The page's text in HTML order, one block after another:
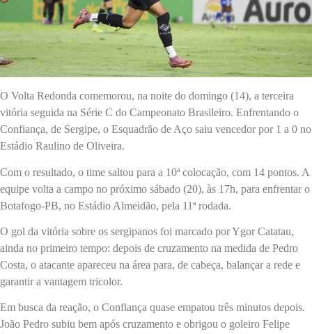
O Volta Redonda comemorou, na noite do domingo (14), a terceira
vitória seguida na Série C do Campeonato Brasileiro. Enfrentando o
Confiança, de Sergipe, o Esquadrão de Aço saiu vencedor por 1 a 0 no
Estádio Raulino de Oliveira.
Com o resultado, o time saltou para a 10ª colocação, com 14 pontos. A
equipe volta a campo no próximo sábado (20), às 17h, para enfrentar o
Botafogo-PB, no Estádio Almeidão, pela 11ª rodada.
O gol da vitória sobre os sergipanos foi marcado por Ygor Catatau,
ainda no primeiro tempo: depois de cruzamento na medida de Pedro
Costa, o atacante apareceu na área para, de cabeça, balançar a rede e
garantir a vantagem tricolor.
Em busca da reação, o Confiança quase empatou três minutos depois.
João Pedro subiu bem após cruzamento e obrigou o goleiro Felipe